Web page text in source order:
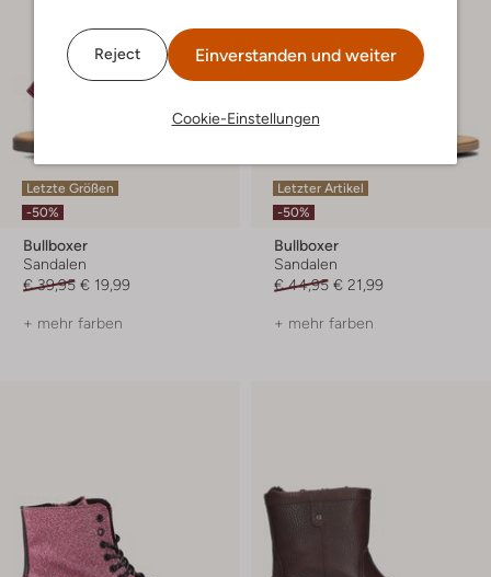
Reject Einverstanden und weiter
Cookie-Einstellungen
Letzte Größen
-50%
Bullboxer
Sandalen
€ 39,95 € 19,99
+ mehr farben
Letzter Artikel
-50%
Bullboxer
Sandalen
€ 44,95 € 21,99
+ mehr farben